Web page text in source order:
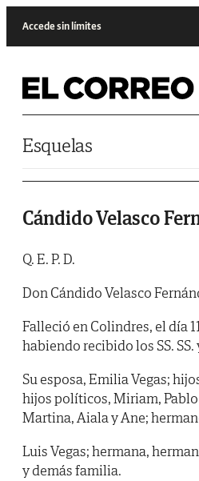
Accede sin límites
Esquelas
Cándido Velasco
Q. E. P. D.
Don Cándido Velasco
Falleció en Colindres, el día
habiendo recibido los SS. SS.
Su esposa, Emilia Vegas;
hijos políticos, Miriam, Pablo
Martina, Aiala y Ane;
Luis Vegas; hermana,
y demás familia.